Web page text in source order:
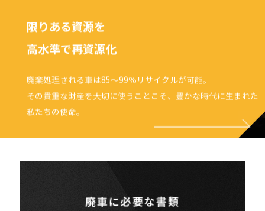
限りある資源を
高水準で再資源化
廃棄処理される車は85～99％リサイクルが可能。
その貴重な財産を大切に使うことこそ、 豊かな時代に生まれた
私たちの使命。
廃車に必要な書類